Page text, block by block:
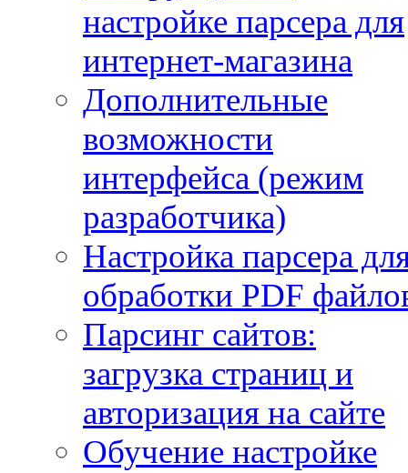
настройке парсера для
интернет-магазина
Дополнительные
возможности
интерфейса (режим
разработчика)
Настройка парсера
обработки PDF
Парсинг сайтов:
загрузка страниц и
авторизация на сайте
Обучение настройке